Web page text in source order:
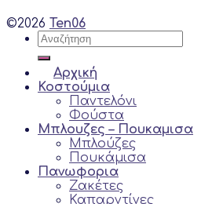
©2026 Ten06
Αναζήτηση
για:
Αρχική
Κοστούμια
Παντελόνι
Φούστα
Μπλουζες – Πουκαμισα
Μπλούζες
Πουκάμισα
Πανωφορια
Ζακέτες
Καπαρντίνες